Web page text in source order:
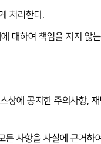
처리한다.
대하여 책임을 지지 않
상에 공지한 주의사항,
사항을 사실에 근거